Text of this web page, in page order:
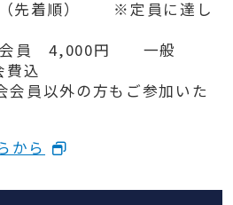
着順） ※定員に達し
会員 4,000円 一般
込
の方もご参加いた
から